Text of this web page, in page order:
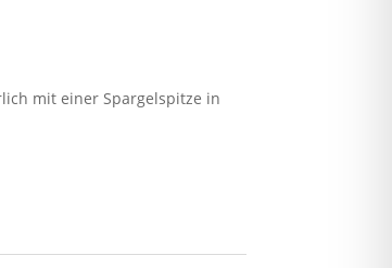
mit einer Spargelspitze in